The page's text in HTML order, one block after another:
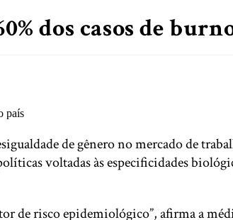
dos casos de
de gênero no mercado de
voltadas às especificidades
de risco epidemiológico”, afirma a